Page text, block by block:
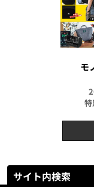
モ
特
サイト内検索